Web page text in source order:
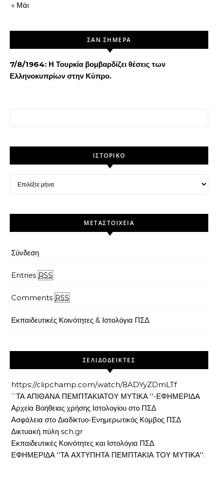
« Μάι
ΣΑΝ ΣΉΜΕΡΑ
7/8/1964: Η Τουρκία βομβαρδίζει θέσεις των
Ελληνοκυπρίων στην Κύπρο.
ΙΣΤΟΡΙΚΌ
Ιστορικό
ΜΕΤΑΣΤΟΙΧΕΊΑ
Σύνδεση
Entries RSS
Comments RSS
Εκπαιδευτικές Κοινότητες & Ιστολόγια ΠΣΔ
ΣΕΛΙΔΟΔΕΙΚΤΕΣ
https://clipchamp.com/watch/8ADYyZDmLTf
΄΄ΤΑ ΑΠΙΘΑΝΑ ΠΕΜΠΤΑΚΙΑΤΟΥ ΜΥΤΙΚΑ ''-ΕΦΗΜΕΡΙΔΑ
Αρχεία Βοήθειας χρήσης Ιστολογίου στο ΠΣΔ
Ασφάλεια στο Διαδίκτυο-Ενημερωτικός Κόμβος ΠΣΔ
Δικτυακή πύλη sch.gr
Εκπαιδευτικές Κοινότητες και Ιστολόγια ΠΣΔ
ΕΦΗΜΕΡΙΔΑ ''ΤΑ ΑΧΤΥΠΗΤΑ ΠΕΜΠΤΑΚΙΑ ΤΟΥ ΜΥΤΙΚΑ''.